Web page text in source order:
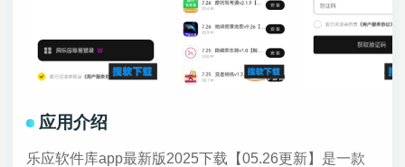
应用介绍
乐应软件库app最新版2025下载【05.26更新】是一款